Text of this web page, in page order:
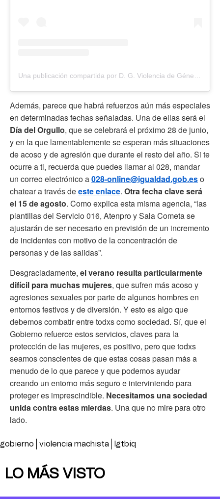
Además, parece que habrá refuerzos aún más especiales
en determinadas fechas señaladas. Una de ellas será el
Día del Orgullo, que se celebrará el próximo 28 de junio,
y en la que lamentablemente se esperan más situaciones
de acoso y de agresión que durante el resto del año. Si te
ocurre a ti, recuerda que puedes llamar al 028, mandar
un correo electrónico a028-online@igualdad.gob.eso
chatear a través deeste enlace. Otra fecha clave será
el 15 de agosto. Como explica esta misma agencia, “las
plantillas del Servicio 016, Atenpro y Sala Cometa se
ajustarán de ser necesario en previsión de un incremento
de incidentes con motivo de la concentración de
personas y de las salidas”.
Desgraciadamente, el verano resulta particularmente
difícil para muchas mujeres, que sufren más acoso y
agresiones sexuales por parte de algunos hombres en
entornos festivos y de diversión. Y esto es algo que
debemos combatir entre todxs como sociedad. Sí, que el
Gobierno refuerce estos servicios, claves para la
protección de las mujeres, es positivo, pero que todxs
seamos conscientes de que estas cosas pasan más a
menudo de lo que parece y que podemos ayudar
creando un entorno más seguro e interviniendo para
proteger es imprescindible. Necesitamos una sociedad
unida contra estas mierdas. Una que no mire para otro
lado.
gobierno violencia machista lgtbiq
LO MÁS VISTO